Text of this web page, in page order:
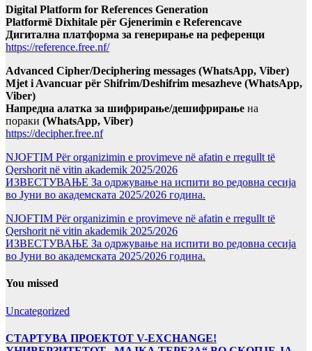
Digital Platform for References Generation
Platformë Dixhitale për Gjenerimin e Referencave
Дигитална платформа за генерирање на референци
https://reference.free.nf/
Advanced Cipher/Deciphering messages (WhatsApp, Viber)
Mjet i Avancuar për Shifrim/Deshifrim mesazheve (WhatsApp,
Viber)
Напредна алатка за шифрирање/дешифрирање на
пораки (WhatsApp, Viber)
https://decipher.free.nf
NJOFTIM Për organizimin e provimeve në afatin e rregullt të
Qershorit në vitin akademik 2025/2026
ИЗВЕСТУВАЊЕ За одржување на испити во редовна сесија
во Јуни во академската 2025/2026 година.
NJOFTIM Për organizimin e provimeve në afatin e rregullt të
Qershorit në vitin akademik 2025/2026
ИЗВЕСТУВАЊЕ За одржување на испити во редовна сесија
во Јуни во академската 2025/2026 година.
You missed
Uncategorized
СТАРТУВА ПРОЕКТОТ V-EXCHANGE!